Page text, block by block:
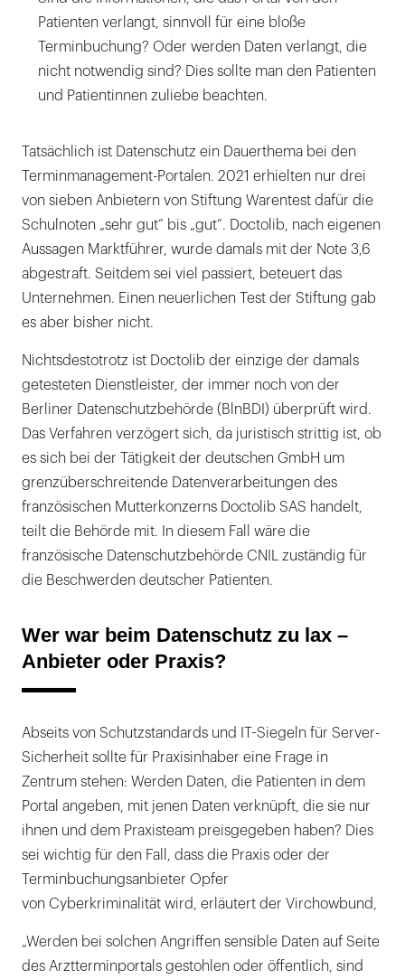
Patienten verlangt, sinnvoll für eine bloße
Terminbuchung? Oder werden Daten verlangt, die
nicht notwendig sind? Dies sollte man den Patienten
und Patientinnen zuliebe beachten.
Tatsächlich ist Datenschutz ein Dauerthema bei den
Terminmanagement-Portalen. 2021 erhielten nur drei
von sieben Anbietern von Stiftung Warentest dafür die
Schulnoten „sehr gut“ bis „gut“. Doctolib, nach eigenen
Aussagen Marktführer, wurde damals mit der Note 3,6
abgestraft. Seitdem sei viel passiert, beteuert das
Unternehmen. Einen neuerlichen Test der Stiftung gab
es aber bisher nicht.
Nichtsdestotrotz ist Doctolib der einzige der damals
getesteten Dienstleister, der immer noch von der
Berliner Datenschutzbehörde (BlnBDI) überprüft wird.
Das Verfahren verzögert sich, da juristisch strittig ist, ob
es sich bei der Tätigkeit der deutschen GmbH um
grenzüberschreitende Datenverarbeitungen des
französischen Mutterkonzerns Doctolib SAS handelt,
teilt die Behörde mit. In diesem Fall wäre die
französische Datenschutzbehörde CNIL zuständig für
die Beschwerden deutscher Patienten.
Wer war beim Datenschutz zu lax –
Anbieter oder Praxis?
Abseits von Schutzstandards und IT-Siegeln für Server-
Sicherheit sollte für Praxisinhaber eine Frage in
Zentrum stehen: Werden Daten, die Patienten in dem
Portal angeben, mit jenen Daten verknüpft, die sie nur
ihnen und dem Praxisteam preisgegeben haben? Dies
sei wichtig für den Fall, dass die Praxis oder der
Terminbuchungsanbieter Opfer
von Cyberkriminalität wird, erläutert der Virchowbund,
„Werden bei solchen Angriffen sensible Daten auf Seite
des Arztterminportals gestohlen oder öffentlich, sind